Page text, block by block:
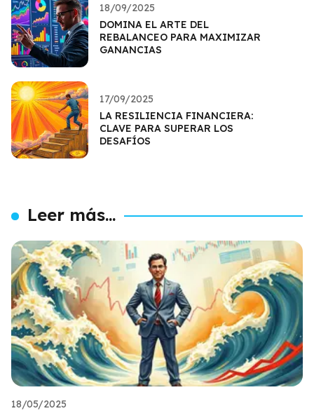
18/09/2025
DOMINA EL ARTE DEL
REBALANCEO PARA MAXIMIZAR
GANANCIAS
17/09/2025
LA RESILIENCIA FINANCIERA:
CLAVE PARA SUPERAR LOS
DESAFÍOS
Leer más...
18/05/2025